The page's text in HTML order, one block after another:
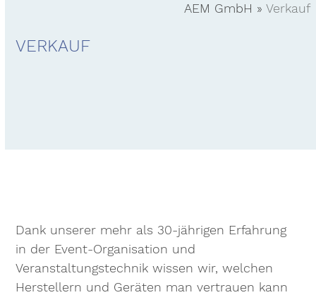
AEM GmbH »Verkauf
VERKAUF
Dank unserer mehr als 30-jährigen Erfahrung
in der Event-Organisation und
Veranstaltungstechnik wissen wir, welchen
Herstellern und Geräten man vertrauen kann